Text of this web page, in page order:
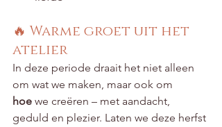
🔥 Warme groet uit het
atelier
In deze periode draait het niet alleen
om wat we maken, maar ook om
hoe we creëren – met aandacht,
geduld en plezier. Laten we deze herfst